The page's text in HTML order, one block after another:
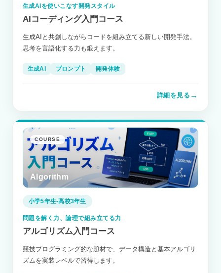
生成AIを使いこなす開発スタイル
AIコーディング入門コース
生成AIと共創しながらコードを組み立てる新しい開発手法。
思考を言語化する力も鍛えます。
生成AI プロンプト 開発体験
詳細を見る →
COURSE
Algorithm
小学5年生-高校3年生
問題を解く力、論理で組み立てる力
アルゴリズム入門コース
競技プログラミング的な題材で、データ構造と基本アルゴリ
ズムを実装レベルで習得します。